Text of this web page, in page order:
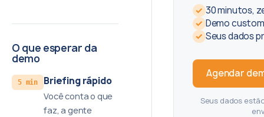
O que esperar da
demo
5 min Briefing rápido
Você conta o que
faz, a gente
✓ 30 minutos,
✓ Demo
✓ Seus dados
Agendar
Seus dados